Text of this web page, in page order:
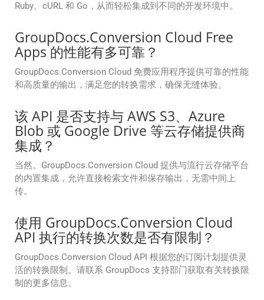
Ruby、cURL 和 Go，从而轻松集成到不同的开发环境中。
GroupDocs.Conversion Cloud Free
Apps 的性能有多可靠？
GroupDocs.Conversion Cloud 免费应用程序提供可靠的性能
和高质量的输出，满足您的转换需求，确保无缝体验。
该 API 是否支持与 AWS S3、Azure
Blob 或 Google Drive 等云存储提供商
集成？
当然。GroupDocs.Conversion Cloud 提供与流行云存储平台
的内置集成，允许直接检索文件和保存输出，无需中间上
传。
使用 GroupDocs.Conversion Cloud
API 执行的转换次数是否有限制？
GroupDocs.Conversion Cloud API 根据您的订阅计划提供灵
活的转换限制。请联系 GroupDocs 支持部门获取有关转换限
制的更多信息。